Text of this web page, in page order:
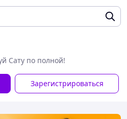
Сату по полной!
Зарегистрироваться